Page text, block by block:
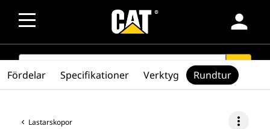
person
SEARCH search
Lastarskopor more_vert
Fördelar Specifikationer Verktyg Rundtur